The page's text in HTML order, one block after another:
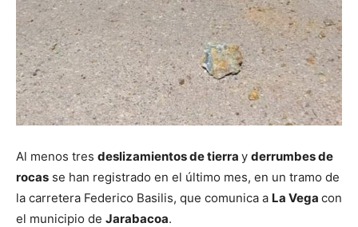
Al menos tres deslizamientos de tierra y derrumbes de
rocas se han registrado en el último mes, en un tramo de
la carretera Federico Basilis, que comunica a La Vega con
el municipio de Jarabacoa.